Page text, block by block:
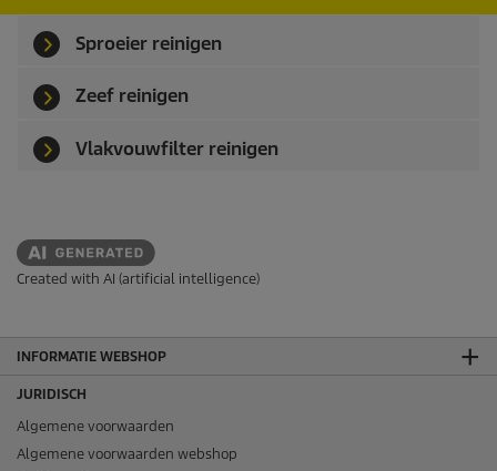
Sproeier reinigen
Zeef reinigen
Vlakvouwfilter reinigen
Created with AI (artificial intelligence)
INFORMATIE WEBSHOP
JURIDISCH
Algemene voorwaarden
Algemene voorwaarden webshop